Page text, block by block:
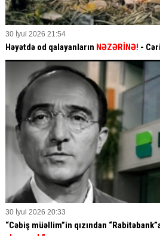
30 İyul 2026 21:54
Həyətdə od qalayanların NƏZƏRİNƏ! -
30 İyul 2026 20:33
“Cəbiş müəllim”in qızından